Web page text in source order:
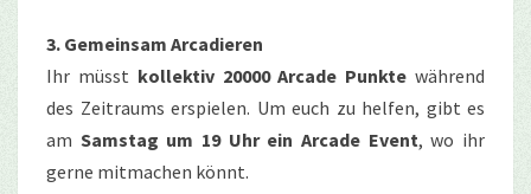
3. Gemeinsam Arcadieren
Ihr müsst kollektiv 20000 Arcade Punkte während
des Zeitraums erspielen. Um euch zu helfen, gibt es
am Samstag um 19 Uhr ein Arcade Event, wo ihr
gerne mitmachen könnt.